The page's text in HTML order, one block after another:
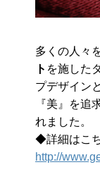
多くの人々
ト を施した
プデザイン
『美』を追
れました。
◆詳細はこ
http://